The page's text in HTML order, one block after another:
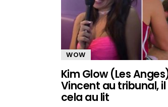
WOW
Kim Glow (Les
Vincent au tribunal,
cela au lit